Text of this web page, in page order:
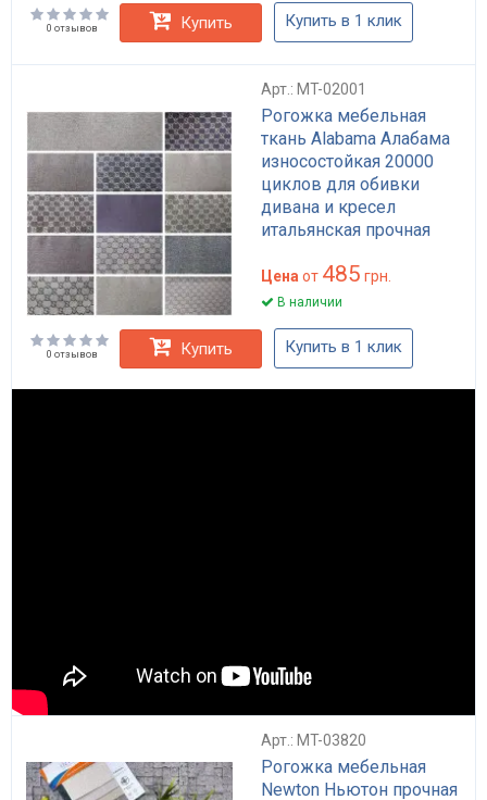
0 отзывов Купить Купить в 1 клик
Арт.: MT-02001
Рогожка мебельная
ткань Alabama Алабама
износостойкая 20000
циклов для обивки
дивана и кресел
итальянская прочная
Цена от 485 грн.
В наличии
0 отзывов Купить Купить в 1 клик
Арт.: MT-03820
Рогожка мебельная
Newton Ньютон прочная